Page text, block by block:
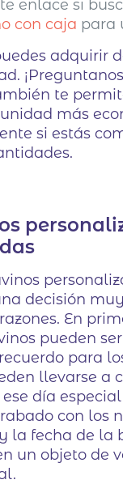
enlace si
con caja para
adquirir
te
más
si estás
decisión
En
pueden
para
llevarse a
día
con los
la fecha de la
un objeto de